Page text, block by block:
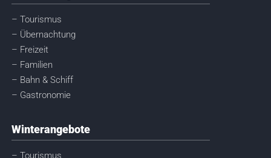
– Tourismus
– Übernachtung
– Freizeit
– Familien
– Bahn & Schiff
– Gastronomie
Winterangebote
– Tourismus